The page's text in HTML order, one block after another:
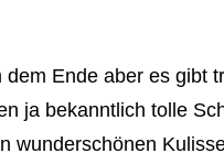
Ende aber es gibt
ja bekanntlich tolle
wunderschönen